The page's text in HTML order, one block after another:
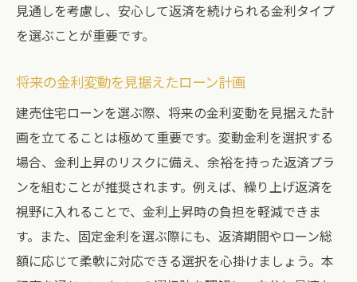
見通しを考慮し、安心して返済を続けられる金利タイプ
を選ぶことが重要です。
将来の金利変動を見据えたローン計画
建売住宅ローンを選ぶ際、将来の金利変動を見据えた計
画を立てることは極めて重要です。変動金利を選択する
場合、金利上昇のリスクに備え、余裕を持った返済プラ
ンを組むことが推奨されます。例えば、繰り上げ返済を
視野に入れることで、金利上昇時の負担を軽減できま
す。また、固定金利を選ぶ際にも、返済期間やローン総
額に応じて柔軟に対応できる選択を心掛けましょう。本